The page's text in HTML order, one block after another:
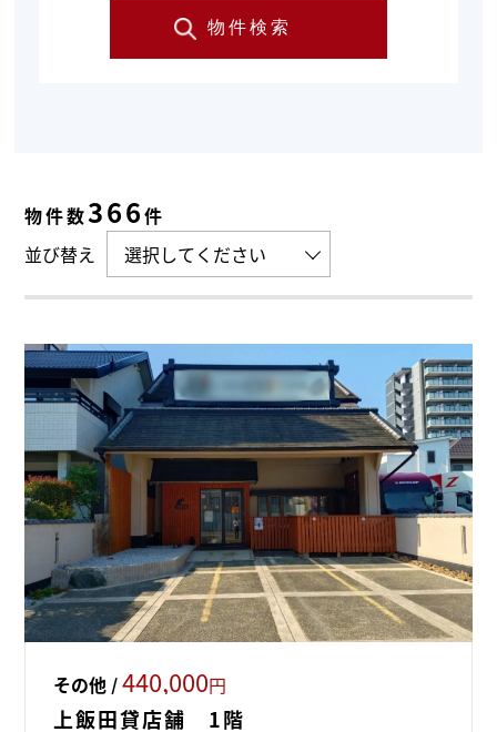
物件検索
物件数366件
並び替え
その他 /440,000円
上飯田貸店舗 1階